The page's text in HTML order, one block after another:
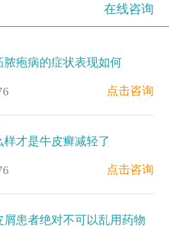
在线咨询
脓疱病的症状表现如何
点击咨询
样才是牛皮癣减轻了
点击咨询
屑患者绝对不可以乱用药物